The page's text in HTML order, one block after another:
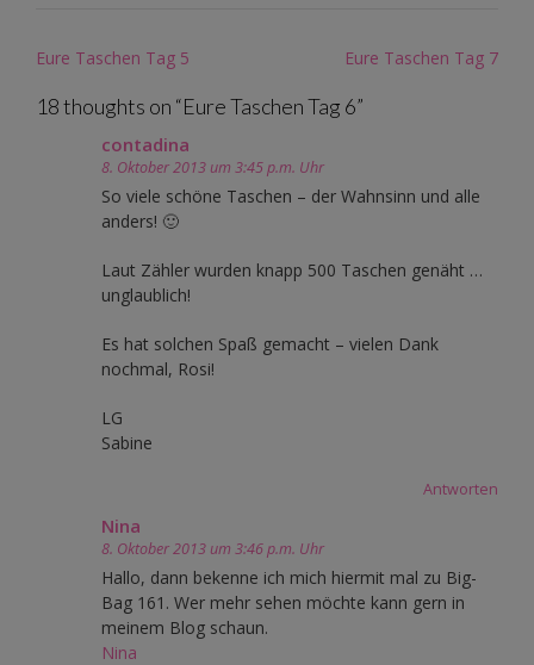
Post
Eure Taschen Tag 5 Eure Taschen Tag 7
18 thoughts on “Eure Taschen Tag 6”
contadina
8. Oktober 2013 um 3:45 p.m. Uhr
So viele schöne Taschen – der Wahnsinn und alle
anders! 🙂
Laut Zähler wurden knapp 500 Taschen genäht …
unglaublich!
Es hat solchen Spaß gemacht – vielen Dank
nochmal, Rosi!
LG
Sabine
Antworten
Nina
8. Oktober 2013 um 3:46 p.m. Uhr
Hallo, dann bekenne ich mich hiermit mal zu Big-
Bag 161. Wer mehr sehen möchte kann gern in
meinem Blog schaun.
Nina